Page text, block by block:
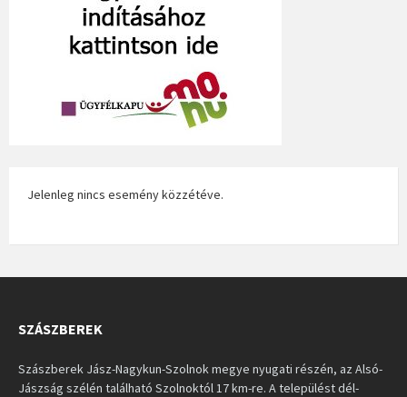
Jelenleg nincs esemény közzétéve.
SZÁSZBEREK
Szászberek Jász-Nagykun-Szolnok megye nyugati részén, az Alsó-
Jászság szélén található Szolnoktól 17 km-re. A települést dél-